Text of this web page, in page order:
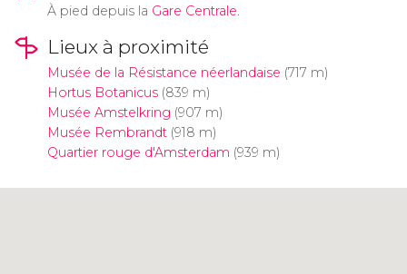
À pied depuis la Gare Centrale.
Lieux à proximité
Musée de la Résistance néerlandaise (717 m)
Hortus Botanicus(839 m)
Musée Amstelkring (907 m)
Musée Rembrandt(918 m)
Quartier rouge d'Amsterdam (939 m)